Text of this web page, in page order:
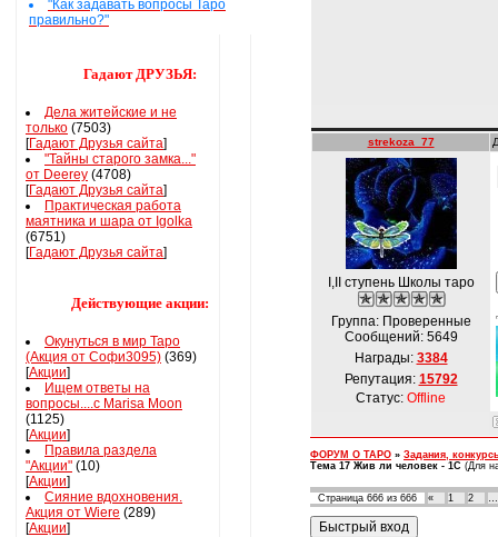
"Как задавать вопросы Таро
правильно?"
Гадают ДРУЗЬЯ:
Дела житейские и не
только (7503)
[Гадают Друзья сайта]
"Тайны старого замка..."
от Deerey (4708)
[Гадают Друзья сайта]
Практическая работа
маятника и шара от Igolka
(6751)
[Гадают Друзья сайта]
Действующие акции:
Окунуться в мир Таро
(Акция от Софи3095) (369)
[Акции]
Ищем ответы на
вопросы....с Marisa Moon
(1125)
[Акции]
Правила раздела
"Акции" (10)
[Акции]
Сияние вдохновения.
Акция от Wiere (289)
[Акции]
strekoza_77
I,ІІ ступень Школы таро
Группа: Проверенные
Сообщений: 5649
Награды: 3384
Репутация: 15792
Статус: Offline
ФОРУМ О ТАРО » Задания,
Тема 17 Жив ли человек - 1С (Для
Страница 666 из 666 « 1 2 …